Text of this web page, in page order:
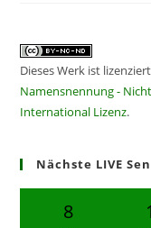
Dieses Werk ist
Namensnennung -
International Lizenz.
Nächste LIVE
8